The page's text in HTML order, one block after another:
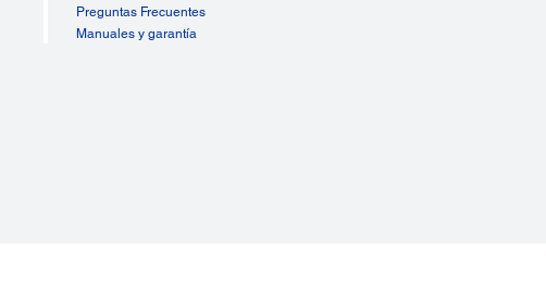
Preguntas Frecuentes
Manuales y garantía